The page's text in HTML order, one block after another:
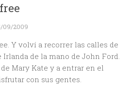
09/2009
Y volví a recorrer las calles de
de la mano de John Ford.
Mary Kate y a entrar en el
con sus gentes.